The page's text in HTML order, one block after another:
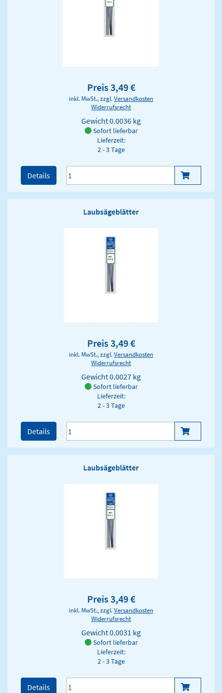
Preis 3,49 €
inkl. MwSt., zzgl.Versandkosten
Widerrufsrecht
Gewicht0.0036 kg
Sofort lieferbar
Lieferzeit:
2 - 3 Tage
Details
Laubsägeblätter
Preis 3,49 €
inkl. MwSt., zzgl.Versandkosten
Widerrufsrecht
Gewicht0.0027 kg
Sofort lieferbar
Lieferzeit:
2 - 3 Tage
Details
Laubsägeblätter
Preis 3,49 €
inkl. MwSt., zzgl.Versandkosten
Widerrufsrecht
Gewicht0.0031 kg
Sofort lieferbar
Lieferzeit:
2 - 3 Tage
Details